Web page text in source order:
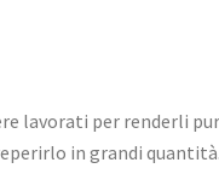
per renderli
in grandi quantità.